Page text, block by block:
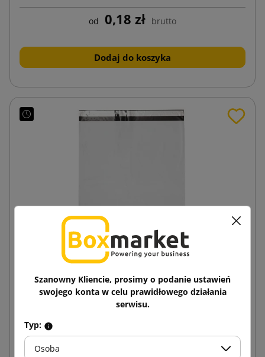
od 0,18 zł brutto
Dodaj do koszyka
Biała koperta kurierska Foliopak C4 240x325
od 0,20 zł brutto
Szanowny Kliencie, prosimy o podanie ustawień
swojego konta w celu prawidłowego działania
serwisu.
Typ:
Osoba